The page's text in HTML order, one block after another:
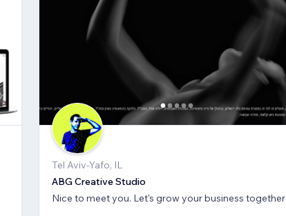
Tel Aviv-Yafo, IL
ABG Creative Studio
Nice to meet you. Let's grow your business together